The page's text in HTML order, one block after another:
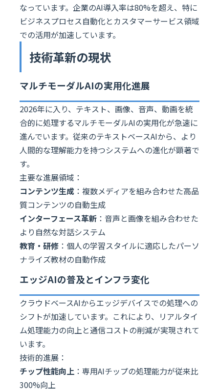
なっています。企業のAI導入率は80%を超え、特に
ビジネスプロセス自動化とカスタマーサービス領域
での活用が加速しています。
技術革新の現状
マルチモーダルAIの実用化進展
2026年に入り、テキスト、画像、音声、動画を統
合的に処理するマルチモーダルAIの実用化が急速に
進んでいます。従来のテキストベースAIから、より
人間的な理解能力を持つシステムへの進化が顕著で
す。
主要な進展領域：
コンテンツ生成 ：複数メディアを組み合わせた高品
質コンテンツの自動生成
インターフェース革新 ：音声と画像を組み合わせた
より自然な対話システム
教育・研修 ：個人の学習スタイルに適応したパーソ
ナライズ教材の自動作成
エッジAIの普及とインフラ変化
クラウドベースAIからエッジデバイスでの処理への
シフトが加速しています。これにより、リアルタイ
ム処理能力の向上と通信コストの削減が実現されて
います。
技術的進展：
チップ性能向上 ：専用AIチップの処理能力が従来比
300%向上